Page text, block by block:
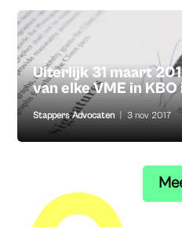
Uiterlijk 31 maart
van elke VME in
Stappers Advocaten 3 nov 2017